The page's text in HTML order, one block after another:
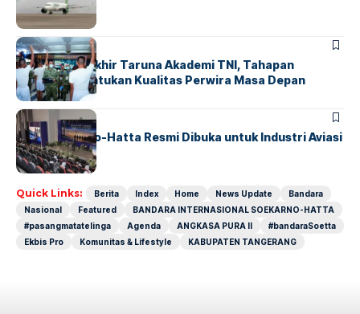
Nasional
BERITA
Sidang Pantukhir Taruna Akademi TNI, Tahapan
Strategis Tentukan Kualitas Perwira Masa Depan
BANDARA BERITA
IALC Soekarno-Hatta Resmi Dibuka untuk Industri Aviasi
Dunia
Quick Links: Berita Index Home News Update
Bandara
Nasional
Featured
BANDARA INTERNASIONAL SOEKARNO-HATTA
#pasangmatatelinga
Agenda ANGKASA PURA II
#bandaraSoetta
Ekbis Pro
Komunitas & Lifestyle KABUPATEN TANGERANG